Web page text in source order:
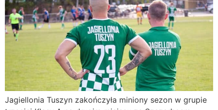
Jagiellonia Tuszyn zakończyła miniony sezon w grupie